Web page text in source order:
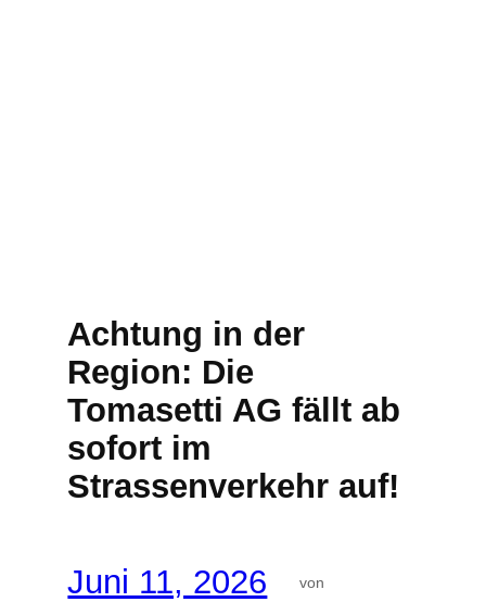
Achtung in der
Region: Die
Tomasetti AG fällt ab
sofort im
Strassenverkehr auf!
Juni 11, 2026 von